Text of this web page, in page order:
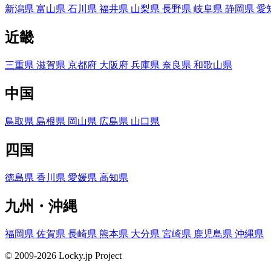
新潟県 富山県 石川県 福井県 山梨県 長野県 岐阜県 静岡県 愛
近畿
三重県 滋賀県 京都府 大阪府 兵庫県 奈良県 和歌山県
中国
鳥取県 島根県 岡山県 広島県 山口県
四国
徳島県 香川県 愛媛県 高知県
九州・沖縄
福岡県 佐賀県 長崎県 熊本県 大分県 宮崎県 鹿児島県 沖縄県
© 2009-2026 Locky.jp Project